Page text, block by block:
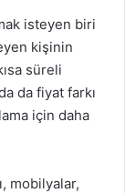
isteyen biri
kişinin
süreli
da fiyat farkı
için daha
mobilyalar,